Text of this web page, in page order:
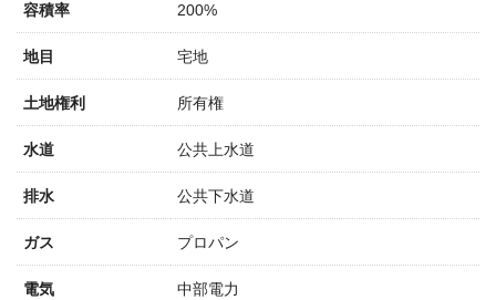
容積率 200%
地目 宅地
土地権利 所有権
水道 公共上水道
排水 公共下水道
ガス プロパン
電気 中部電力